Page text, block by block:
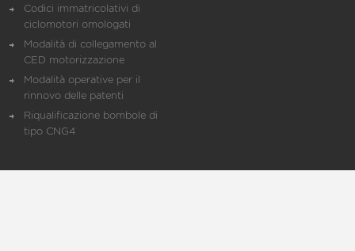
Codici immatricolativi di
ciclomotori omologati
Modalità di collegamento al
CED motorizzazione
Modalità operative per il
rinnovo delle patenti
Riqualificazione bombole di
tipo CNG4